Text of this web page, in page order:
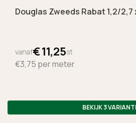
Douglas Zweeds Rabat 1,2/2,7
vanaf€11,25st
€3,75 per meter
BEKIJK 3